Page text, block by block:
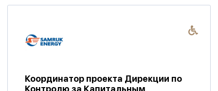
Координатор проекта Дирекции по
Контролю за Капитальным